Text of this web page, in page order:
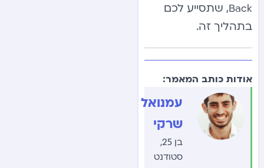
Back, שתסייע לכם
בתהליך זה.
אודות כותב המאמר:
עמנואל
שרקי
בן 25,
סטודנט